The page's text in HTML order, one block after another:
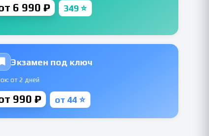
6 990 ₽ 349 ⭐
Экзамен под ключ
от 2 дней
990 ₽ от 44 ⭐